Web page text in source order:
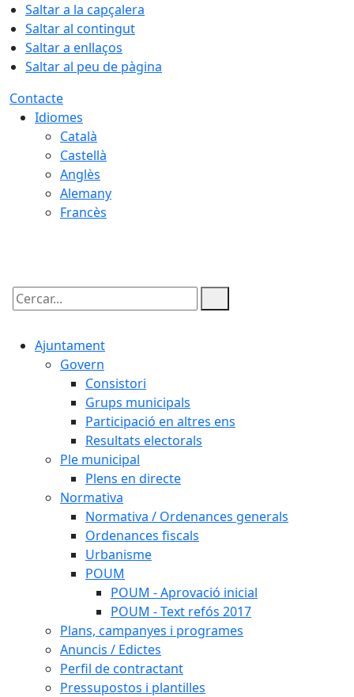
Saltar a la capçalera
Saltar al contingut
Saltar a enllaços
Saltar al peu de pàgina
Contacte
Idiomes
Català
Castellà
Anglès
Alemany
Francès
Cercar:
Ajuntament
Govern
Consistori
Grups municipals
Participació en altres ens
Resultats electorals
Ple municipal
Plens en directe
Normativa
Normativa / Ordenances generals
Ordenances fiscals
Urbanisme
POUM
POUM - Aprovació inicial
POUM - Text refós 2017
Plans, campanyes i programes
Anuncis / Edictes
Perfil de contractant
Pressupostos i plantilles